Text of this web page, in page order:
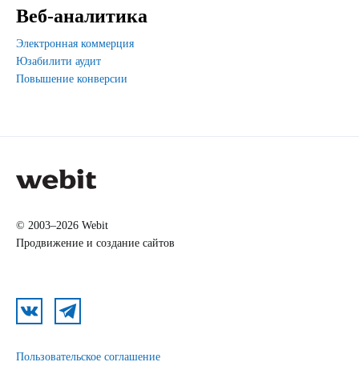
Веб-аналитика
Электронная коммерция
Юзабилити аудит
Повышение конверсии
© 2003–2026 Webit
Продвижение и создание сайтов
Пользовательское соглашение